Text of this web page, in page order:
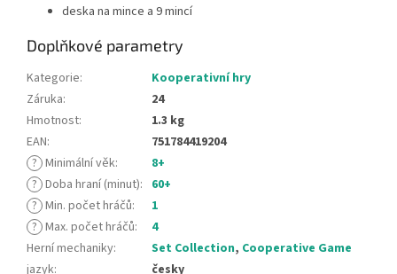
deska na mince a 9 mincí
Doplňkové parametry
Kategorie:
Kooperativní hry
Záruka:
24
Hmotnost:
1.3 kg
EAN:
751784419204
? Minimální věk:
8+
? Doba hraní (minut): 60+
? Min. počet hráčů:
1
? Max. počet hráčů:
4
Herní mechaniky: Set Collection, Cooperative Game
jazyk: česky